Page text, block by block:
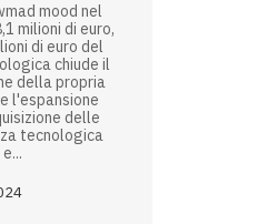
mood nel
milioni di euro,
di euro del
chiude il
della propria
l'espansione
delle
tecnologica